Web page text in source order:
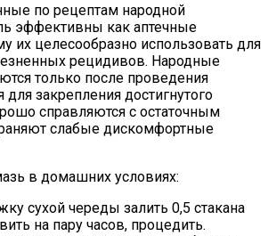
по рецептам народной
эффективны как аптечные
их целесообразно использовать для
рецидивов. Народные
только после проведения
для закрепления достигнутого
справляются с остаточным
слабые дискомфортные
в домашних условиях:
сухой череды залить 0,5 стакана
на пару часов, процедить.